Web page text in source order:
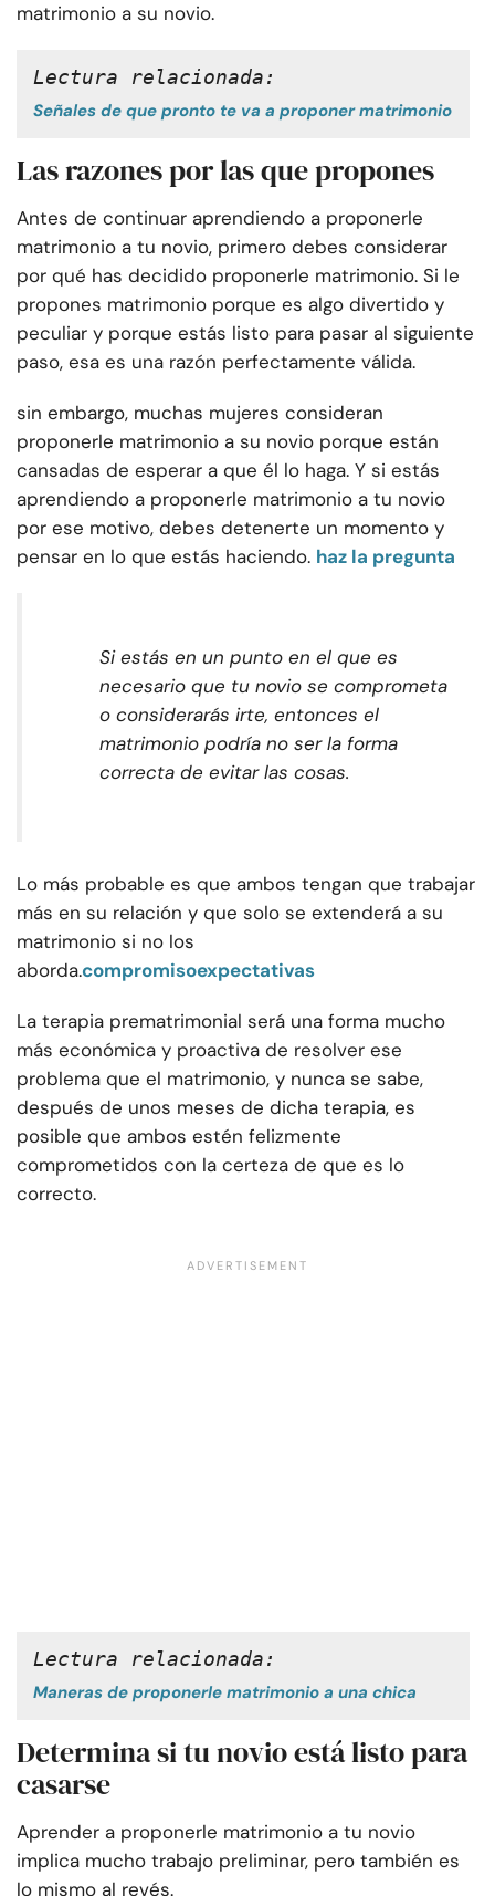
matrimonio a su novio.
Lectura relacionada:
Señales de que pronto te va a proponer matrimonio
Las razones por las que propones
Antes de continuar aprendiendo a proponerle
matrimonio a tu novio, primero debes considerar
por qué has decidido proponerle matrimonio. Si le
propones matrimonio porque es algo divertido y
peculiar y porque estás listo para pasar al siguiente
paso, esa es una razón perfectamente válida.
sin embargo, muchas mujeres consideran
proponerle matrimonio a su novio porque están
cansadas de esperar a que él lo haga. Y si estás
aprendiendo a proponerle matrimonio a tu novio
por ese motivo, debes detenerte un momento y
pensar en lo que estás haciendo. haz la pregunta
Si estás en un punto en el que es
necesario que tu novio se comprometa
o considerarás irte, entonces el
matrimonio podría no ser la forma
correcta de evitar las cosas.
Lo más probable es que ambos tengan que trabajar
más en su relación y que solo se extenderá a su
matrimonio si no los
aborda.compromisoexpectativas
La terapia prematrimonial será una forma mucho
más económica y proactiva de resolver ese
problema que el matrimonio, y nunca se sabe,
después de unos meses de dicha terapia, es
posible que ambos estén felizmente
comprometidos con la certeza de que es lo
correcto.
Lectura relacionada:
Maneras de proponerle matrimonio a una chica
Determina si tu novio está listo para
casarse
Aprender a proponerle matrimonio a tu novio
implica mucho trabajo preliminar, pero también es
lo mismo al revés.